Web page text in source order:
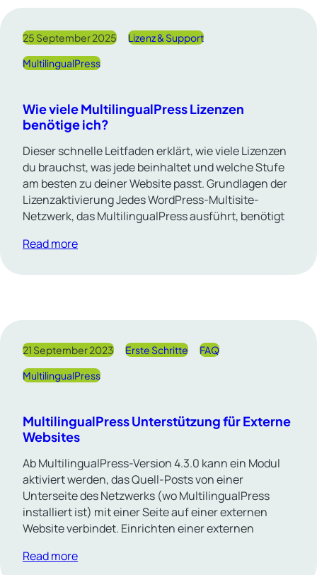
25 September 2025
Lizenz & Support
MultilingualPress
Wie viele MultilingualPress Lizenzen
benötige ich?
Dieser schnelle Leitfaden erklärt, wie viele Lizenzen
du brauchst, was jede beinhaltet und welche Stufe
am besten zu deiner Website passt. Grundlagen der
Lizenzaktivierung Jedes WordPress-Multisite-
Netzwerk, das MultilingualPress ausführt, benötigt
Read more
21 September 2023 Erste Schritte
FAQ
MultilingualPress
MultilingualPress Unterstützung für Externe
Websites
Ab MultilingualPress-Version 4.3.0 kann ein Modul
aktiviert werden, das Quell-Posts von einer
Unterseite des Netzwerks (wo MultilingualPress
installiert ist) mit einer Seite auf einer externen
Website verbindet. Einrichten einer externen
Read more